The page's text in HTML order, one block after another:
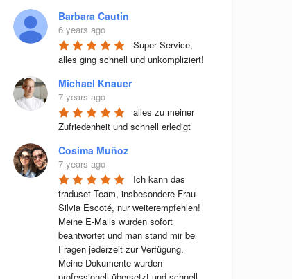
Barbara Cautin
6 years ago
Super Service,
alles ging schnell und unkompliziert!
Michael Knauer
7 years ago
alles zu meiner
Zufriedenheit und schnell erledigt
Cosima Muñoz
7 years ago
Ich kann das
traduset Team, insbesondere Frau
Silvia Escoté, nur weiterempfehlen!
Meine E-Mails wurden sofort
beantwortet und man stand mir bei
Fragen jederzeit zur Verfügung.
Meine Dokumente wurden